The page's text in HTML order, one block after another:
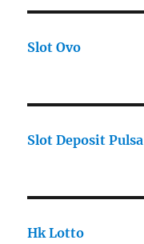
Slot Ovo
Slot Deposit
Hk Lotto